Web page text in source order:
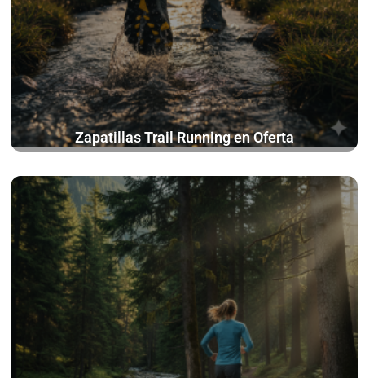
Zapatillas Trail Running en Oferta